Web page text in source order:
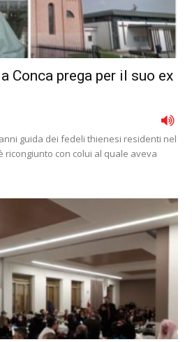
Conca prega per il suo ex
guida dei fedeli thienesi residenti nel
ricongiunto con colui al quale aveva